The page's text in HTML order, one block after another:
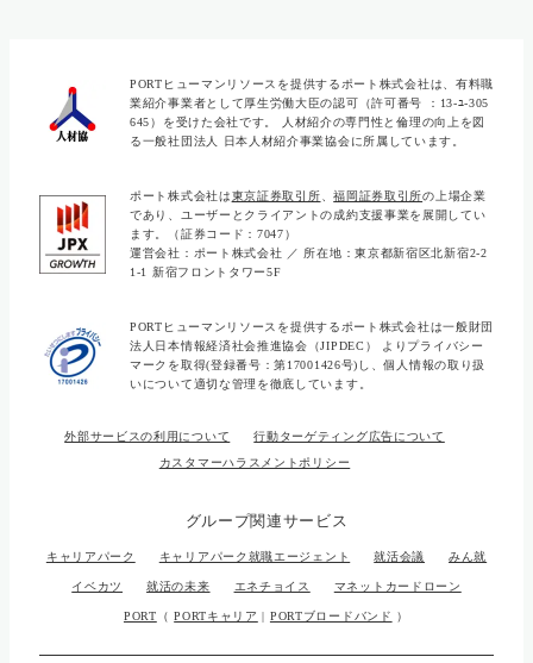
外部サービスの利用について
行動ターゲティング広告について
カスタマーハラスメントポリシー